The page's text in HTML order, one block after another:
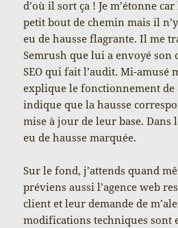
d’où il sort ça ! Je m’étonne
petit bout de chemin mais il
eu de hausse flagrante. Il me
Semrush que lui a envoyé son
SEO qui fait l’audit. Mi-amusé
explique le fonctionnement de
indique que la hausse
mise à jour de leur base. Dans
eu de hausse marquée.
Sur le fond, j’attends quand
préviens aussi l’agence web
client et leur demande de
modifications techniques sont